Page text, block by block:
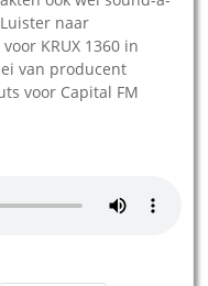
naar
KRUX 1360 in
van producent
voor Capital FM